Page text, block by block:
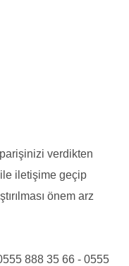
verdikten
iletişime geçip
önem arz
888 35 66 - 0555